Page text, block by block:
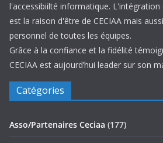
l'accessibiilté informatique. L'intégration
est la raison d'être de CECIAA mais
personnel de toutes les équipes.
Grâce à la confiance et la fidélité
CECIAA est aujourd’hui leader sur son
Catégories
Asso/Partenaires Ceciaa (177)